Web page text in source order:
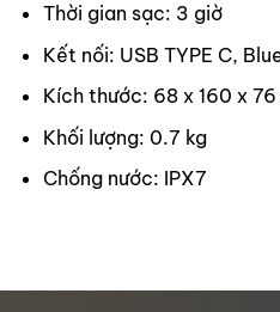
Thời gian sạc: 3 giờ
Kết nối: USB TYPE C,
Kích thước: 68 x 160 x 76
Khối lượng: 0.7 kg
Chống nước: IPX7